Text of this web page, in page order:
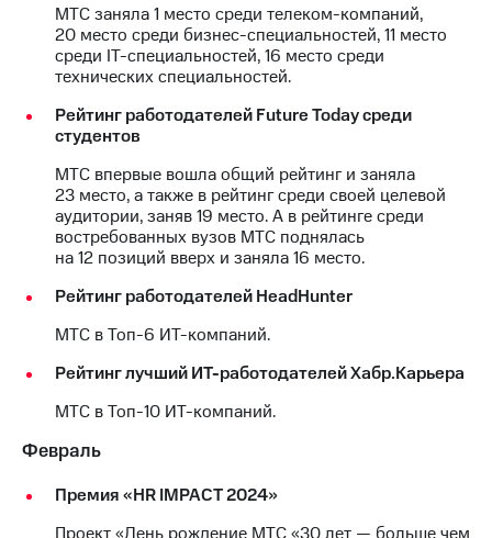
МТС
о технологиях
Интервью
Финансовая
отчетность
Контакты
Новости
в
регионе
и акционерам
управление
Корпоративный
Раскрытие
МТС заняла 1 место среди телеком-компаний,
20 место среди бизнес-специальностей, 11 место
среди IT-специальностей, 16 место среди
технических специальностей.
Рейтинг работодателей Future Today среди
студентов
МТС впервые вошла общий рейтинг и заняла
23 место, а также в рейтинг среди своей целевой
аудитории, заняв 19 место. А в рейтинге среди
востребованных вузов МТС поднялась
на 12 позиций вверх и заняла 16 место.
Рейтинг работодателей HeadHunter
МТС в Топ-6 ИТ-компаний.
Рейтинг лучший ИТ-работодателей Хабр.Карьера
МТС в Топ-10 ИТ-компаний.
Февраль
Премия «HR IMPACT 2024»
Проект «День рождение МТС «30 лет — больше чем